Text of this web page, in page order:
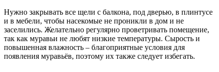
Нужно закрывать все щели с балкона, под дверью, в плинтусе
и в мебели, чтобы насекомые не проникли в дом и не
заселились. Желательно регулярно проветривать помещение,
так как муравьи не любят низкие температуры. Сырость и
повышенная влажность – благоприятные условия для
появления муравьёв, поэтому их также следует избегать.